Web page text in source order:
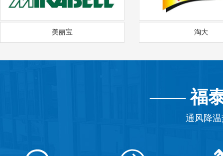
美丽宝 淘大
——福
通风降